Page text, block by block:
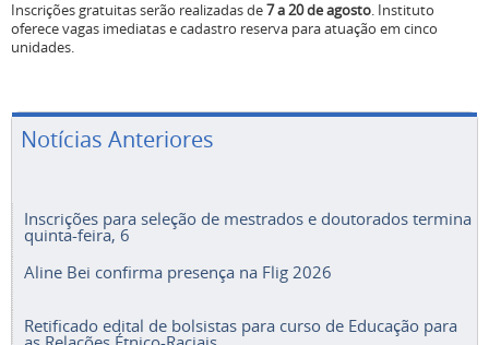
Inscrições gratuitas serão realizadas de7 a 20 de agosto. Instituto
oferece vagas imediatas e cadastro reserva para atuação em cinco
unidades.
Notícias Anteriores
Inscrições para seleção de mestrados e doutorados termina
quinta-feira, 6
Aline Bei confirma presença na Flig 2026
Retificado edital de bolsistas para curso de Educação para